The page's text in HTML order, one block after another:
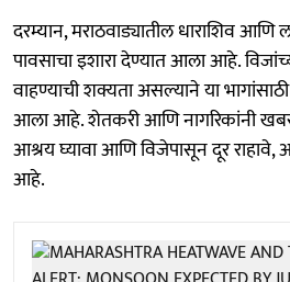
दरम्यान, मराठवाड्यातील धाराशिव आणि
पावसाचा इशारा देण्यात आला आहे.
वाहण्याची शक्यता असल्याने या
आला आहे. शेतकरी आणि नागरिकांनी
आश्रय घ्यावा आणि विजेपासून दूर
आहे.